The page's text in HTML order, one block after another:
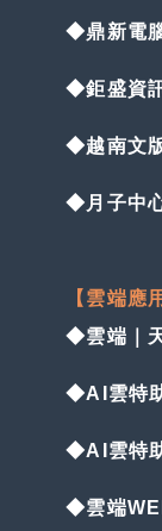
◆鼎新電
◆鉅盛資
◆越南文
◆月子中
【雲端應
◆雲端｜
◆AI雲特
◆AI雲特
◆雲端